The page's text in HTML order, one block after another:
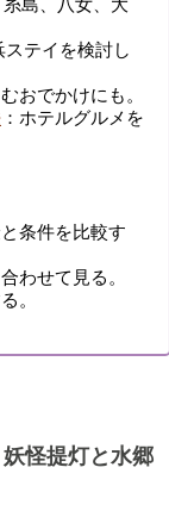
島、八女、大
ステイを検討し
おでかけにも。
：ホテルグルメを
条件を比較す
わせて見る。
。
怪提灯と水郷